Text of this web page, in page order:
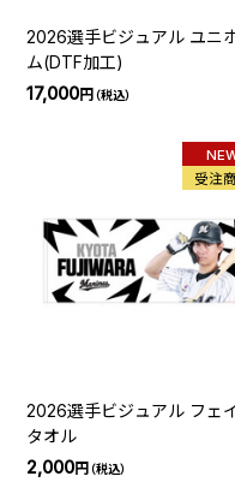
2026選手ビジュアル ユニ
ム(DTF加工)
17,000円（税込）
受注
2026選手ビジュアル フェ
タオル
2,000円（税込）